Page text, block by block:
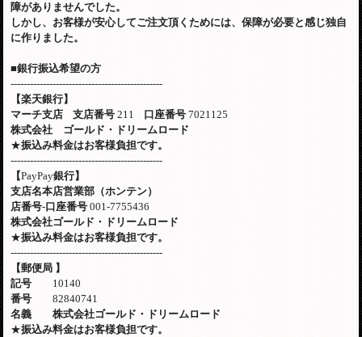
障がありませんでした。
しかし、お客様が安心してご注文頂くためには、保障が必要と感じ独自
に作りました。
■銀行振込希望の方
-----------------------------------------------
【楽天銀行】
マーチ支店
支店番号 211 口座番号 7021125
株式会社 ゴールド・ドリームロード
★振込み料金はお客様負担です。
-----------------------------------------------
【PayPay銀行】
支店名本店営業部（ホンテン）
店番号-口座番号 001-7755436
株式会社ゴールド・ドリームロード
★振込み料金はお客様負担です。
-----------------------------------------------
【郵便局 】
記号 10140
番号82840741
名義 株式会社ゴールド・ドリームロード
★振込み料金はお客様負担です。